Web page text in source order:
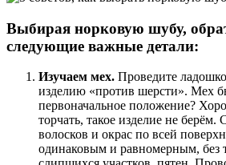
Выбирая норковую шубу,
следующие важные детали:
Изучаем мех. Проведите
изделию «против шерсти». Мех
первоначальное положение?
торчать, такое изделие не
волосков и окрас по всей
одинаковым и равномерным, без